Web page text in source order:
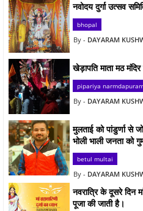
नवोदय दुर्गा उत्सव
bhopal
DAYARAM
खेड़ापति माता मठ मंदिर
pipariya
DAYARAM
मुलताई को पांडुर्णा से
भोली भाली जनता को
betul multai
DAYARAM
नवरात्रि के दूसरे दिन
पूजा की जाती है।